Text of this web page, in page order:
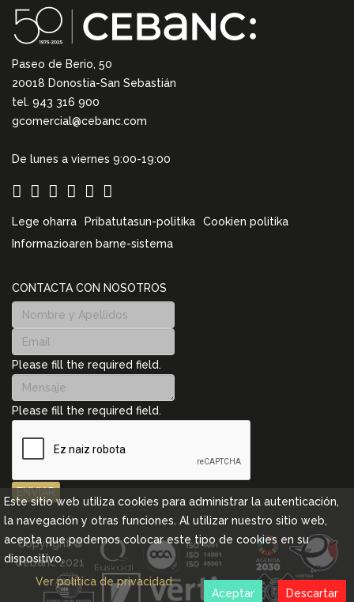
Paseo de Berio, 50
20018 Donostia-San Sebastián
tel. 943 316 900
gcomercial@cebanc.com
De lunes a viernes 9:00-19:00
Lege oharra Pribatutasun-politika
Cookien politika
Informazioaren barne-sistema
CONTACTA CON NOSOTROS
Please fill the required field.
Please fill the required field.
ENVIAR
Copyright ©
Cebanc 2021
Este sitio web utiliza cookies para administrar la autenticación,
la navegación y otras funciones. Al utilizar nuestro sitio web,
acepta que podemos colocar este tipo de cookies en su
dispositivo.
Ver política de privacidad
Descartar
Aceptar